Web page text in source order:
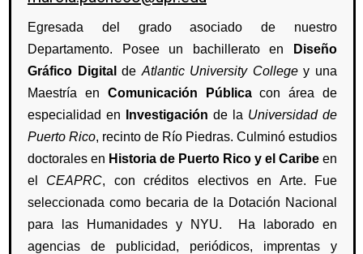
Egresada del grado asociado de nuestro
Departamento. Posee un bachillerato en
Diseño
Gráfico Digital de Atlantic University Collegey una
Maestría en Comunicación Públicacon área de
especialidad en
Investigación de la Universidad de
Puerto Rico, recinto de Río Piedras. Culminó estudios
doctorales en Historia de Puerto Rico y el Caribe en
el CEAPRC, con créditos electivos en Arte. Fue
seleccionada como becaria de la Dotación Nacional
para las Humanidades y NYU. Ha laborado en
agencias de publicidad, periódicos, imprentas y